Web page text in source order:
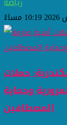
حملات
وحماية
المصطافين